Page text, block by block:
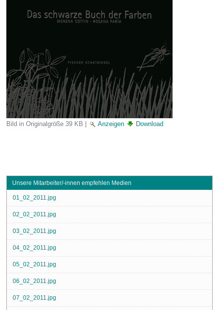
Bild in Originalgröße 39 KB | Anzeigen Download
Unsere Mitarbeiter/-innen empfehlen Medien
01_02_2011.jpg
02_02_2011.jpg
03_02_2011.jpg
04_02_2011.jpg
05_02_2011.jpg
06_02_2011.jpg
07_02_2011.jpg